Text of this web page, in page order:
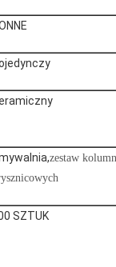
zestaw kolumn
SZTUK